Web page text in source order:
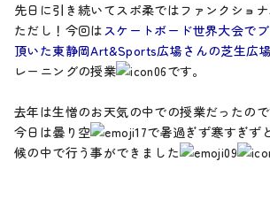
先日に引き続いてスポ柔ではファンクショ
ただし！今回はスケートボード世界大会で
頂いた東静岡Art&Sports広場さんの芝生広場
レーニングの授業
です。
去年は生憎のお天気の中での授業だったの
今日は曇り空
で暑過ぎず寒すぎず
候の中で行う事ができました